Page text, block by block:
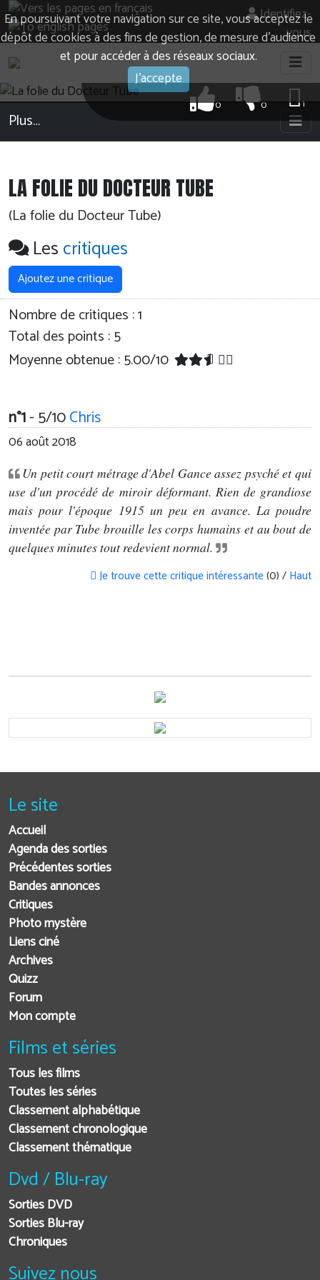
En poursuivant votre navigation sur ce site, vous acceptez le
dépôt de cookies à des fins de gestion, de mesure d’audience
et pour accéder à des réseaux sociaux.
J'accepte
Identifiez-
vous
1
0
0
Plus…
LA FOLIE DU DOCTEUR TUBE
(La folie du Docteur Tube)
Lescritiques
Ajoutez une critique
Nombre de critiques :1
Total des points : 5
Moyenne obtenue :5.00/10
n°1- 5/10Chris
06 août 2018
Un petit court métrage d'Abel Gance assez psyché et qui
use d'un procédé de miroir déformant. Rien de grandiose
mais pour l'époque 1915 un peu en avance. La poudre
inventée par Tube brouille les corps humains et au bout de
quelques minutes tout redevient normal.
Je trouve cette critique intéressante(0) / Haut
Le site
Accueil
Agenda des sorties
Précédentes sorties
Bandes annonces
Critiques
Photo mystère
Liens ciné
Archives
Quizz
Forum
Mon compte
Films et séries
Tous les films
Toutes les séries
Classement alphabétique
Classement chronologique
Classement thématique
Dvd / Blu-ray
Sorties DVD
Sorties Blu-ray
Chroniques